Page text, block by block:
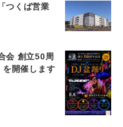
つくば営業
会 創立50周
開催します